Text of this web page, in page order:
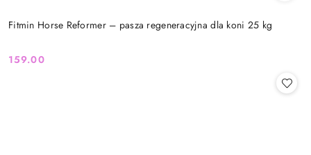
Fitmin Horse Reformer – pasza regeneracyjna dla koni 25 kg
Cena:
159.00